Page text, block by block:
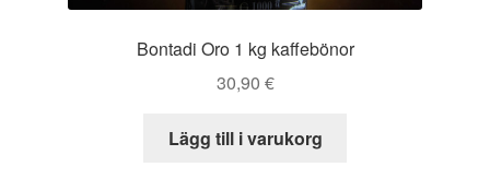
Bontadi Oro 1 kg kaffebönor
30,90 €
Lägg till i varukorg